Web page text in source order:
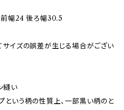
幅24 後ろ幅30.5
サイズの誤差が生じる場合がござい
縫い
という柄の性質上、一部黒い柄のと